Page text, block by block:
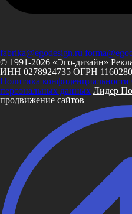
fabrika@egodesign.ru
© 1991-2026 «Эго-дизайн»
ИНН 0278924735 ОГРН
Политика конфиденциальности
персональных данных Лидер
продвижение сайтов